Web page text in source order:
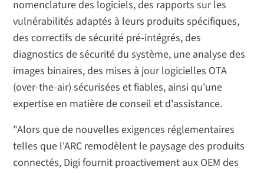
nomenclature des logiciels, des rapports sur les
vulnérabilités adaptés à leurs produits spécifiques,
des correctifs de sécurité pré-intégrés, des
diagnostics de sécurité du système, une analyse des
images binaires, des mises à jour logicielles OTA
(over-the-air) sécurisées et fiables, ainsi qu'une
expertise en matière de conseil et d'assistance.
"Alors que de nouvelles exigences réglementaires
telles que l'ARC remodèlent le paysage des produits
connectés, Digi fournit proactivement aux OEM des